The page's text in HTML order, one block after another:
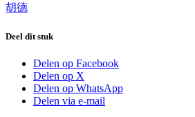
胡德
Deel dit stuk
Delen op Facebook
Delen op X
Delen op WhatsApp
Delen via e-mail